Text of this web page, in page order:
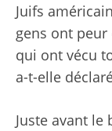
Juifs
gens ont
qui ont vécu
a-t-elle
Juste avant le